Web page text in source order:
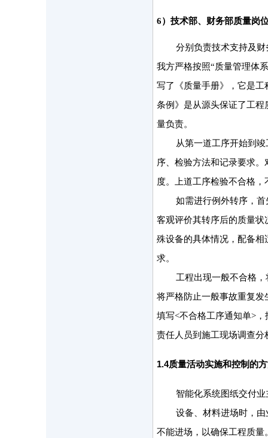
6）技术部、财务部质量岗
分别负责技术支持及
我方严格按照“质量管理体
写了《质量手册》，它是
条例》是从源头保证了工
量负责。
从第一道工序开始到
序、检验方法和记录要求。
度。上道工序检验不合格，
如需进行例外转序，
客观评价其转序后的质量
殊设备的具体情况，配备
求。
工程出现一般不合格
将严格防止一般事故重复
填写<不合格工序通知单>
责任人员到施工现场调查
1.4质量活动实施和控制的
智能化系统图纸交付
设备、材料进场时，
不能进场，以确保工程质量